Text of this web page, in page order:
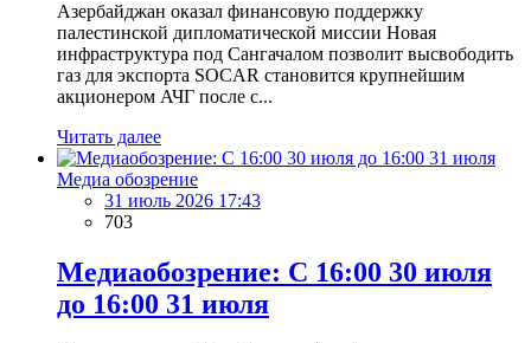
Азербайджан оказал финансовую поддержку
палестинской дипломатической миссии Новая
инфраструктура под Сангачалом позволит высвободить
газ для экспорта SOCAR становится крупнейшим
акционером АЧГ после с...
Читать далее
Медиа обозрение
31 июль 2026 17:43
703
Медиаобозрение: С 16:00 30 июля
до 16:00 31 июля